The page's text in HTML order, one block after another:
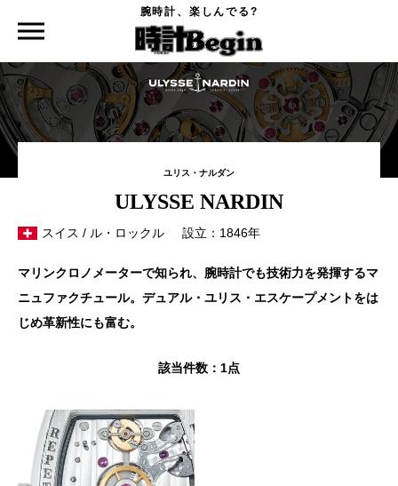
腕時計、楽しんでる?
時計を探す ULYSSE NARDIN
ユリス・ナルダン
ULYSSE NARDIN
スイス / ル・ロックル 設立：1846年
マリンクロノメーターで知られ、腕時計でも技術力を発揮するマ
ニュファクチュール。デュアル・ユリス・エスケープメントをは
じめ革新性にも富む。
該当件数： 1点